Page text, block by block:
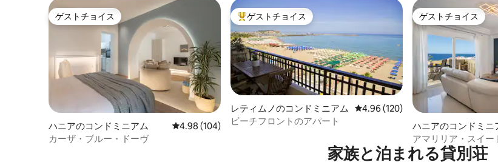
ゲストチョイス
ゲストチョイス
ハニアのコンドミニアム レビュー104件、5つ星中4.98つ星の平均評価
4.98 (104)
カーザ・ブルー・ドーヴ
大好評のゲストチョイスです。
ゲストチョイス
レティムノのコンドミニアム レビュー120件、5つ星中4.96つ星
4.96 (120)
ビーチフロントのアパート
ゲストチョイス
ゲストチョイス
ハニアのコンドミニ
アマリリア・スイー
家族と泊まれる貸別荘